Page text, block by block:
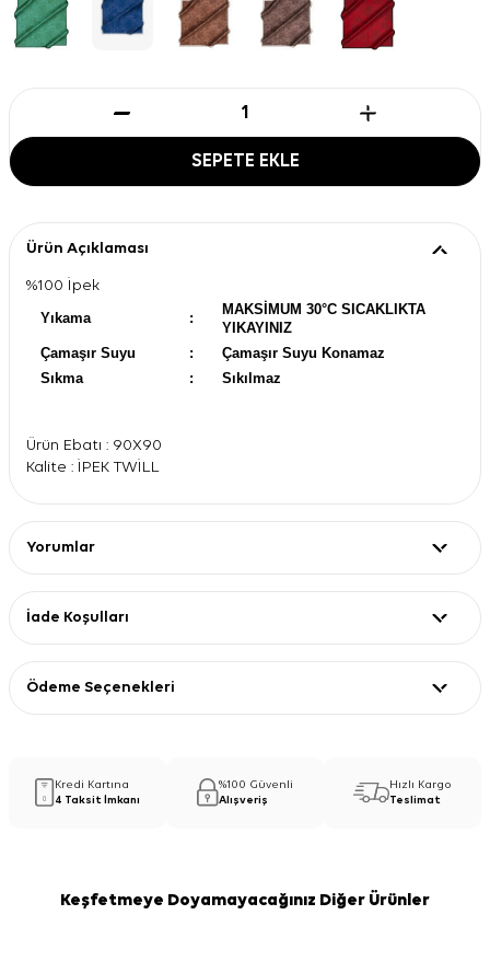
SEPETE EKLE
Ürün Açıklaması
%100 İpek
Yıkama
:
MAKSİMUM 30°C SICAKLIKTA
YIKAYINIZ
Çamaşır Suyu
:
Çamaşır Suyu Konamaz
Sıkma
: Sıkılmaz
Ürün Ebatı : 90X90
Kalite : İPEK TWİLL
Yorumlar
İade Koşulları
Ödeme Seçenekleri
Kredi Kartına
4 Taksit İmkanı
%100 Güvenli
Alışveriş
Hızlı Kargo
Teslimat
Keşfetmeye Doyamayacağınız Diğer Ürünler